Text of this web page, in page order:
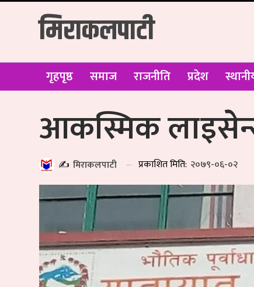
मिराकलपाटी
गृहपृष्ठ समाज राजनीति प्रदेश
आकस्मिक
✍️ मिराकलपाटी प्रकाशित मिति: २०७९-०६-०२